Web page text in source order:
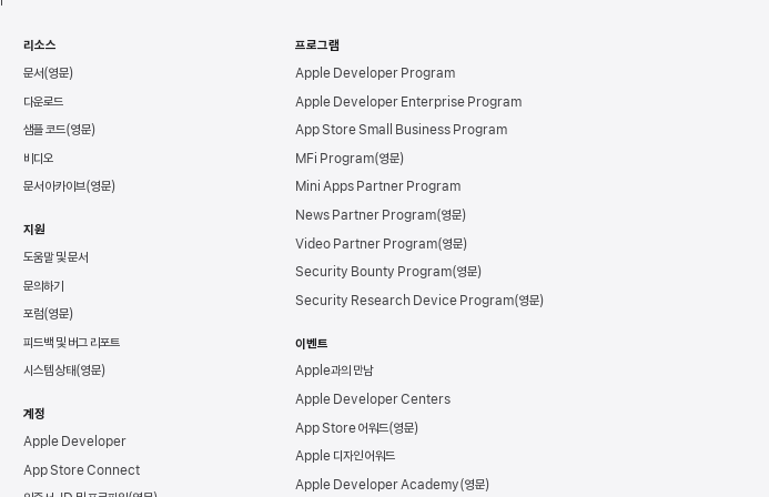
리소스
문서
다운로드
샘플 코드
비디오
문서 아카이브
지원
도움말 및 문서
문의하기
포럼
피드백 및 버그 리포트
시스템 상태
계정
Apple Developer
App Store Connect
프로그램
Apple Developer Program
Apple Developer Enterprise Program
App Store Small Business Program
MFi Program
Mini Apps Partner Program
News Partner Program
Video Partner Program
Security Bounty Program
Security Research Device Program
이벤트
Apple과의 만남
Apple Developer Centers
App Store 어워드
Apple 디자인 어워드
Apple Developer Academy